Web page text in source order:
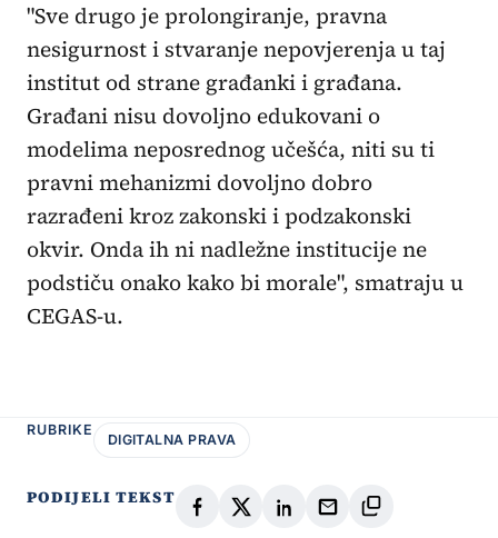
"Sve drugo je prolongiranje, pravna
nesigurnost i stvaranje nepovjerenja u taj
institut od strane građanki i građana.
Građani nisu dovoljno edukovani o
modelima neposrednog učešća, niti su ti
pravni mehanizmi dovoljno dobro
razrađeni kroz zakonski i podzakonski
okvir. Onda ih ni nadležne institucije ne
podstiču onako kako bi morale", smatraju u
CEGAS-u.
RUBRIKE
DIGITALNA PRAVA
PODIJELI TEKST